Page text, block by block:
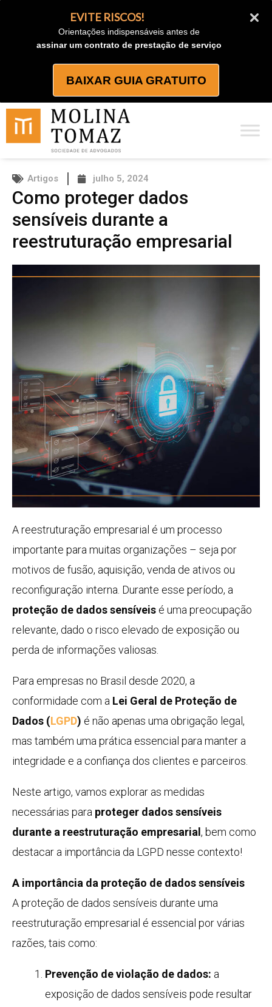
EVITE RISCOS!
Orientações indispensáveis antes de
assinar um contrato de prestação de serviço
BAIXAR GUIA GRATUITO
Artigos julho 5, 2024
Como proteger dados
sensíveis durante a
reestruturação empresarial
A reestruturação empresarial é um processo
importante para muitas organizações – seja por
motivos de fusão, aquisição, venda de ativos ou
reconfiguração interna. Durante esse período, a
proteção de dados sensíveis é uma preocupação
relevante, dado o risco elevado de exposição ou
perda de informações valiosas.
Para empresas no Brasil desde 2020, a
conformidade com a Lei Geral de Proteção de
Dados (LGPD) é não apenas uma obrigação legal,
mas também uma prática essencial para manter a
integridade e a confiança dos clientes e parceiros.
Neste artigo, vamos explorar as medidas
necessárias para proteger dados sensíveis
durante a reestruturação empresarial , bem como
destacar a importância da LGPD nesse contexto!
A importância da proteção de dados sensíveis
A proteção de dados sensíveis durante uma
reestruturação empresarial é essencial por várias
razões, tais como:
Prevenção de violação de dados: a
exposição de dados sensíveis pode resultar